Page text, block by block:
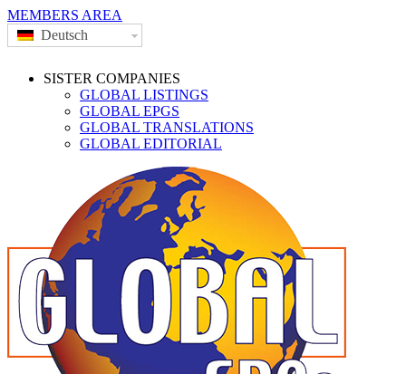
MEMBERS AREA
Deutsch
SISTER COMPANIES
GLOBAL LISTINGS
GLOBAL EPGS
GLOBAL TRANSLATIONS
GLOBAL EDITORIAL